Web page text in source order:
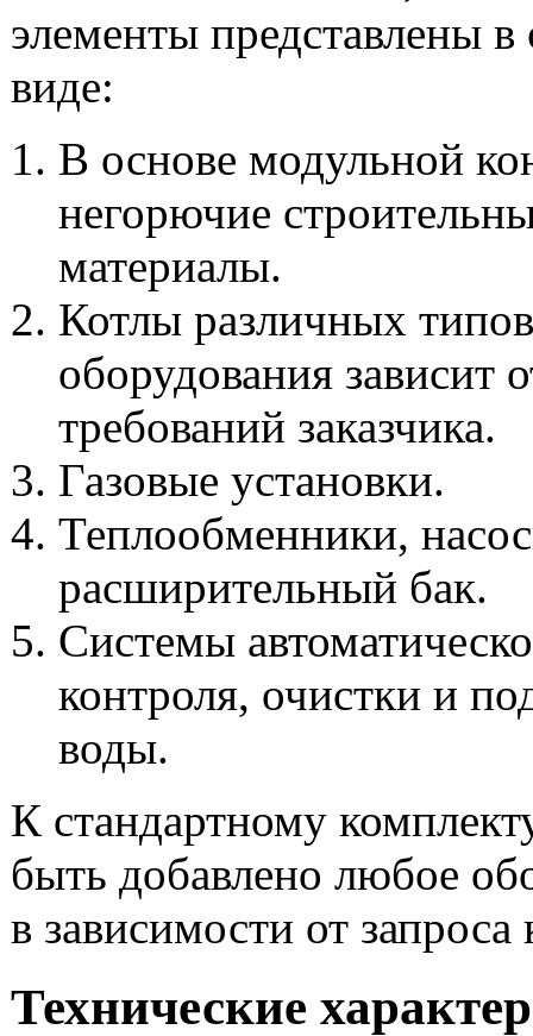
элементы представлены
виде:
В основе модульной
негорючие
материалы.
Котлы различных
оборудования зависит
требований заказчика.
Газовые установки.
Теплообменники,
расширительный бак.
Системы
контроля, очистки и
воды.
К стандартному
быть добавлено любое
в зависимости от запроса
Технические